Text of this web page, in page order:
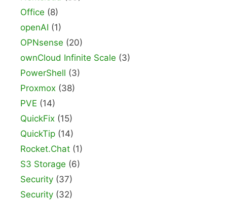
Office (8)
openAI (1)
OPNsense (20)
ownCloud Infinite Scale (3)
PowerShell (3)
Proxmox (38)
PVE (14)
QuickFix (15)
QuickTip (14)
Rocket.Chat (1)
S3 Storage (6)
Security (37)
Security (32)